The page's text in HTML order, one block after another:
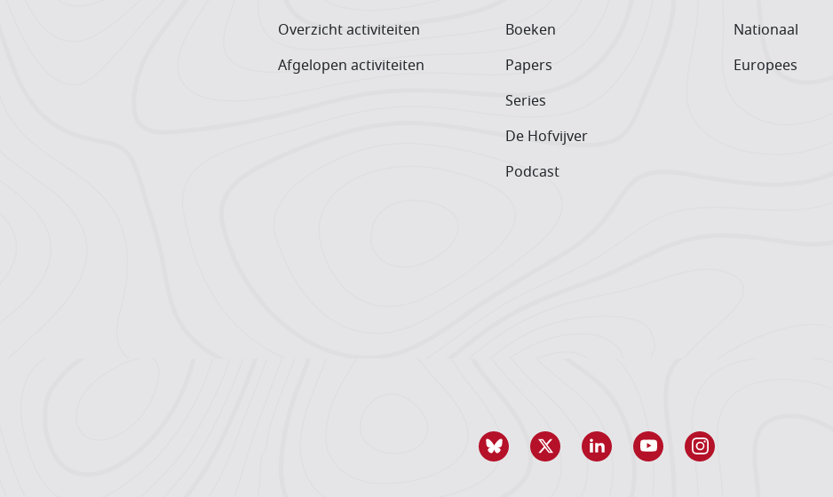
Overzicht activiteiten
Afgelopen activiteiten
Boeken
Papers
Series
De Hofvijver
Podcast
Nationaal
Europees